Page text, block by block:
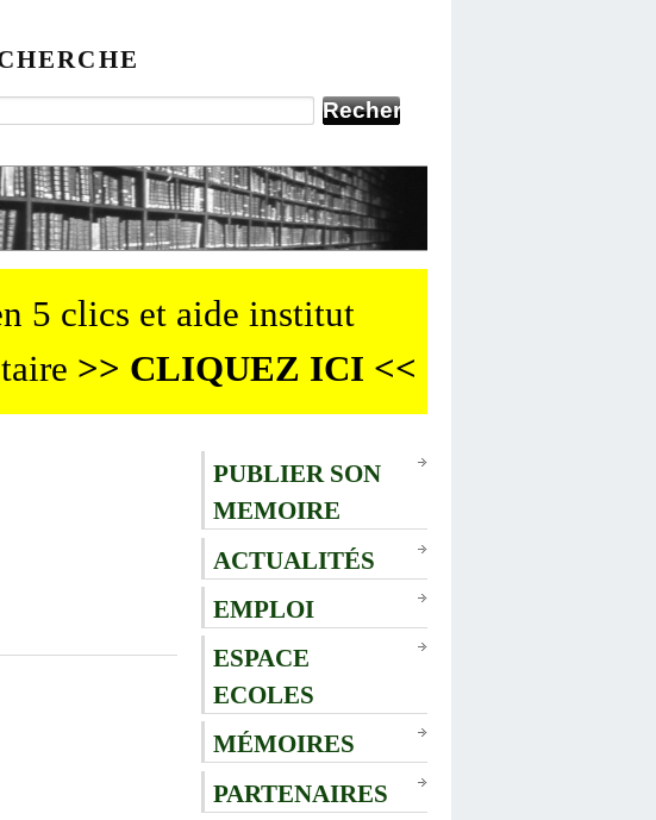
5 clics et aide institut
>> CLIQUEZ ICI <<
PUBLIER SON
MEMOIRE
ACTUALITÉS
EMPLOI
ESPACE
ECOLES
MÉMOIRES
PARTENAIRES